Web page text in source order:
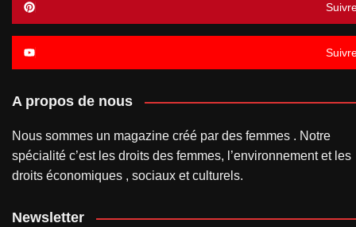
A propos de nous
Nous sommes un magazine créé par des femmes . Notre
spécialité c’est les droits des femmes, l’environnement et les
droits économiques , sociaux et culturels.
Newsletter